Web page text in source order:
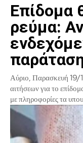
Επίδομα
ρεύμα:
Αύριο, Παρασκευή 19/1
αιτήσεων για το
με πληροφορίες τα